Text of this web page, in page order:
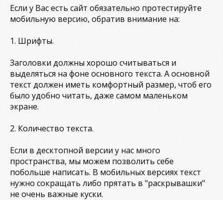
Если у Вас есть сайт обязательно протестируйте
мобильную версию, обратив внимание на:
1. Шрифты.
Заголовки должны хорошо считываться и
выделяться на фоне основного текста. А основной
текст должен иметь комфортный размер, чтоб его
было удобно читать, даже самом маленьком
экране.
2. Количество текста.
Если в десктопной версии у нас много
пространства, мы можем позволить себе
побольше написать. В мобильных версиях текст
нужно сокращать либо прятать в "раскрывашки"
не очень важные куски.